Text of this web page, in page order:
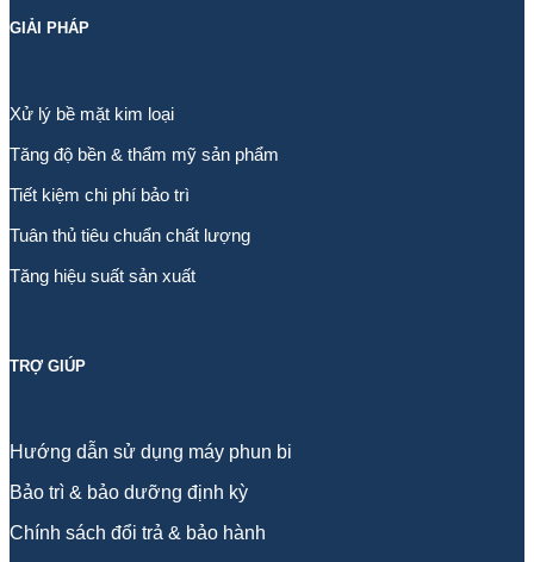
GIẢI PHÁP
Xử lý bề mặt kim loại
Tăng độ bền & thẩm mỹ sản phẩm
Tiết kiệm chi phí bảo trì
Tuân thủ tiêu chuẩn chất lượng
Tăng hiệu suất sản xuất
TRỢ GIÚP
Hướng dẫn sử dụng máy phun bi
Bảo trì & bảo dưỡng định kỳ
Chính sách đổi trả & bảo hành